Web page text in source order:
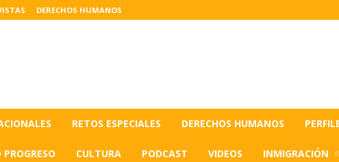
DERECHOS HUMANOS
RETOS ESPECIALES DERECHOS HUMANOS
PROGRESO CULTURA PODCAST VIDEOS INMIGRACIÓN